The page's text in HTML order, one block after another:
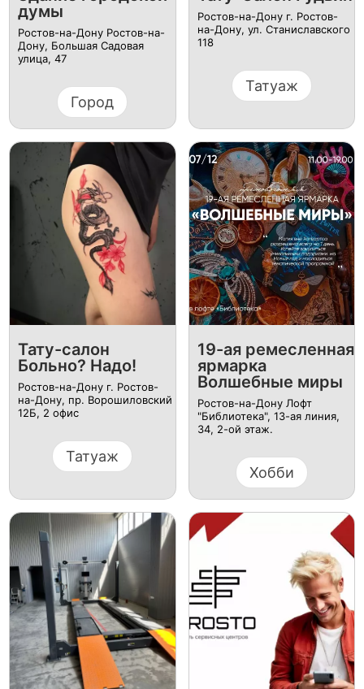
думы
Ростов-на-Дону Ростов-на-
Дону, Большая Садовая
улица, 47
Город
Ростов-на-Дону г. Ростов-
на-Дону, ул. Станиславского
118
Татуаж
Тату-салон
Больно? Надо!
Ростов-на-Дону г. Ростов-
на-Дону, пр. Ворошиловский
12Б, ​2 офис
Татуаж
19-ая ремесленная
ярмарка
Волшебные миры
Ростов-на-Дону Лофт
"Библиотека", 13-ая линия,
34, 2-ой этаж.
Хобби